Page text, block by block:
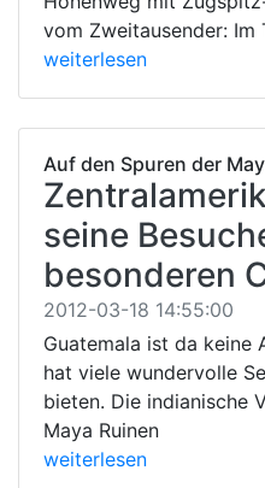
vom Zweitausender: Im
weiterlesen
Auf den Spuren der
seine
besonderen
2012-03-18 14:55:00
Guatemala ist da keine
hat viele wundervolle
bieten. Die indianische
Maya Ruinen
weiterlesen